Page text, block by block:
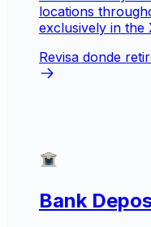
locations
exclusively in the
Revisa donde
Bank